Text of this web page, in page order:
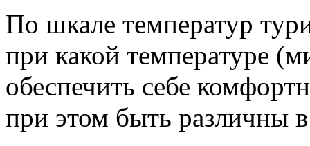
По шкале температур
при какой температуре
обеспечить себе
при этом быть